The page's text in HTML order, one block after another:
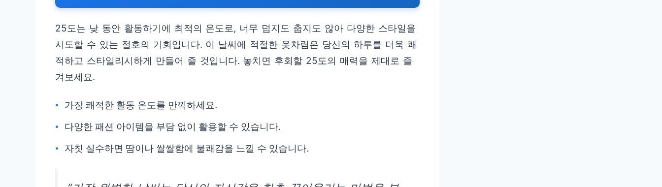
25도는 낮 동안 활동하기에 최적의 온도로, 너무 덥지도 춥지도 않아 다양한 스타일을
시도할 수 있는 절호의 기회입니다. 이 날씨에 적절한 옷차림은 당신의 하루를 더욱 쾌
적하고 스타일리시하게 만들어 줄 것입니다. 놓치면 후회할 25도의 매력을 제대로 즐
겨보세요.
가장 쾌적한 활동 온도를 만끽하세요.
다양한 패션 아이템을 부담 없이 활용할 수 있습니다.
자칫 실수하면 땀이나 쌀쌀함에 불쾌감을 느낄 수 있습니다.